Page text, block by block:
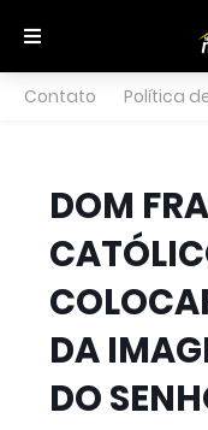
Contato Política
DOM
DA
DO